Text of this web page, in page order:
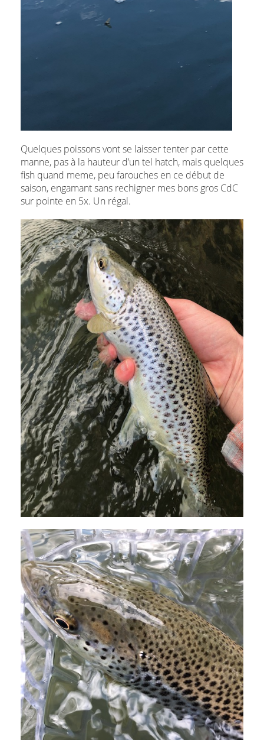
Quelques poissons vont se laisser tenter par cette
manne, pas à la hauteur d’un tel hatch, mais quelques
fish quand meme, peu farouches en ce début de
saison, engamant sans rechigner mes bons gros CdC
sur pointe en 5x. Un régal.